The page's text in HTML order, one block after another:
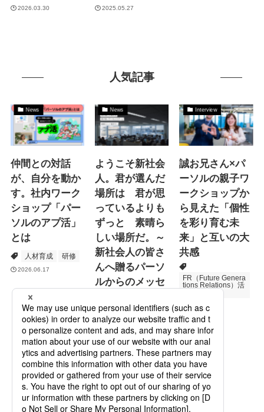
2026.03.30 2025.05.27
人気記事
News
仲間との対話
が、自分を動か
す。社内ワーク
ショップ「パー
ソルのアプ活」
とは
人材育成 研修
2026.06.17
News
ようこそ新社会
人。君が選んだ
場所は 君が思
っているよりも
ずっと 素晴ら
しい場所だ。～
新社会人の皆さ
んへ贈るパーソ
ルからのメッセ
Specialized Servic
es
プロモーション
2026.05.19
Interview
誠お兄さん×パ
ーソルの親子ワ
ークショップか
ら見えた「個性
を彩り育む未
来」と互いの大
共感
FR（Future Genera
tions Relations）活
次世代育成
2026.06.16